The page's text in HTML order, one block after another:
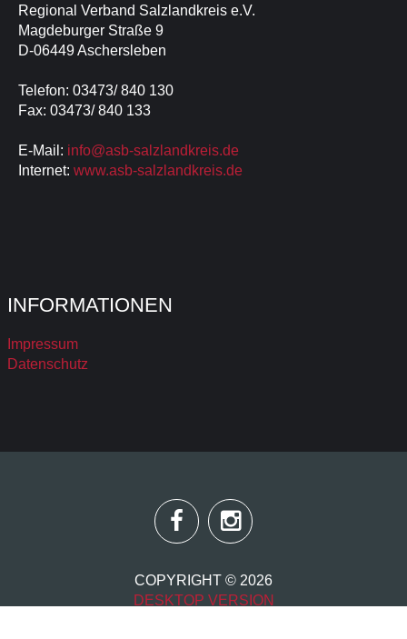
Regional Verband Salzlandkreis e.V.
Magdeburger Straße 9
D-06449 Aschersleben
Telefon: 03473/ 840 130
Fax: 03473/ 840 133
E-Mail: info@asb-salzlandkreis.de
Internet: www.asb-salzlandkreis.de
INFORMATIONEN
Impressum
Datenschutz
COPYRIGHT © 2026
DESKTOP VERSION